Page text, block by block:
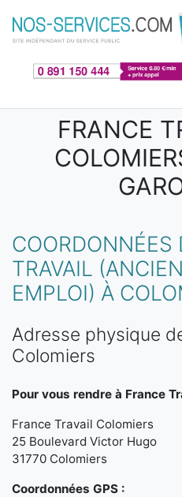
Aller au contenu principal
FRANCE
COORDONNÉES
TRAVAIL
EMPLOI) À
Adresse physique
Colomiers
Pour vous rendre à France
France Travail Colomiers
25 Boulevard Victor Hugo
31770 Colomiers
Coordonnées GPS :